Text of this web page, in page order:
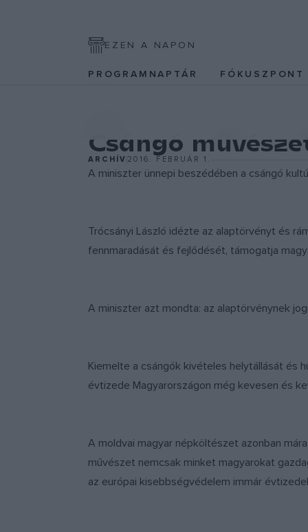
EZEN A NAPON
PROGRAMNAPTÁR FÓKUSZPONT
Csángó
ARCHÍV2016. FEBRUÁR 1.
A miniszter ünnepi beszédében a csángó
Trócsányi László idézte az alaptörvényt és
fennmaradását és fejlődését, támogatja
A miniszter azt mondta: az alaptörvénynek
Kiemelte a csángók kivételes helytállását és
évtizede Magyarországon még kevesen és
A moldvai magyar népköltészet azonban
művészet nemcsak minket magyarokat
az európai kisebbségvédelem immár